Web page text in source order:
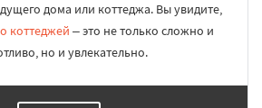
дома или коттеджа. Вы увидите,
коттеджей – это не только сложно и
но и увлекательно.